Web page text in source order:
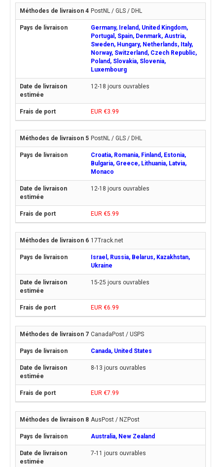
PostNL / GLS / DHL
Germany, Ireland, United Kingdom,
Portugal, Spain, Denmark, Austria,
Sweden, Hungary, Netherlands, Italy,
Norway, Switzerland, Czech Republic,
Poland, Slovakia, Slovenia,
Luxembourg
12-18 jours ouvrables
EUR €3.99
PostNL / GLS / DHL
Croatia, Romania, Finland, Estonia,
Bulgaria, Greece, Lithuania, Latvia,
Monaco
12-18 jours ouvrables
EUR €5.99
17Track.net
Israel, Russia, Belarus, Kazakhstan,
Ukraine
15-25 jours ouvrables
EUR €6.99
CanadaPost / USPS
Canada, United States
8-13 jours ouvrables
EUR €7.99
AusPost / NZPost
Australia, New Zealand
7-11 jours ouvrables